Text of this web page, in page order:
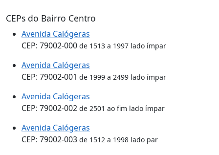
CEPs do Bairro Centro
Avenida Calógeras
CEP: 79002-000 de 1513 a 1997 lado ímpar
Avenida Calógeras
CEP: 79002-001 de 1999 a 2499 lado ímpar
Avenida Calógeras
CEP: 79002-002 de 2501 ao fim lado ímpar
Avenida Calógeras
CEP: 79002-003 de 1512 a 1998 lado par